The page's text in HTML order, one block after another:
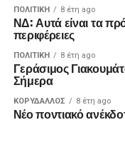
ΠΟΛΙΤΙΚΉ 8 έτη ago
ΝΔ: Αυτά είναι τα
περιφέρειες
ΠΟΛΙΤΙΚΉ 8 έτη ago
Γεράσιμος
Σήμερα
ΚΟΡΥΔΑΛΛΟΣ 8 έτη ago
Νέο ποντιακό